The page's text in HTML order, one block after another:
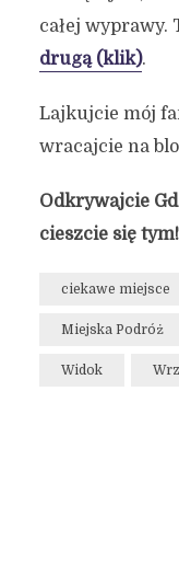
całej wyprawy.
drugą (klik).
Lajkujcie mój
wracajcie na
Odkrywajcie
cieszcie się
ciekawe miejsce
Miejska Podróż
Widok